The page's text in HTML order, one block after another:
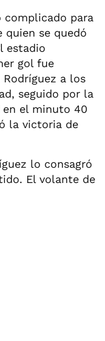
complicado para
quien se quedó
estadio
gol fue
a los
seguido por la
en el minuto 40
la victoria de
lo consagró
El volante de